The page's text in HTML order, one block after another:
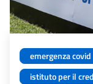
emergenza covid
istituto per il